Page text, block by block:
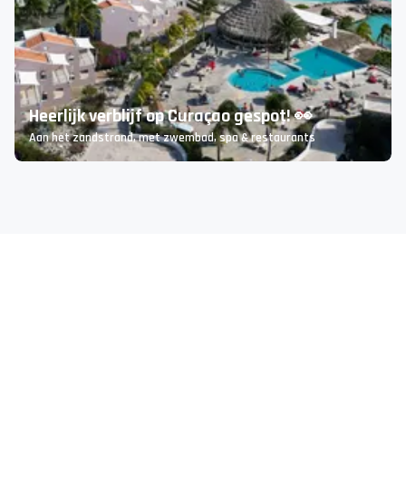
Voordelig naar het prachtige Lefkas 💙
Luxe villa’s en appartementen met privézwembad 😍
LUXE ✨